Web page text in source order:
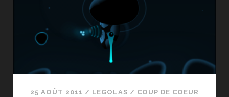
APPLICATION
IPHONE
1-
3
25 AOÛT 2011 / LEGOLAS / COUP DE COEUR